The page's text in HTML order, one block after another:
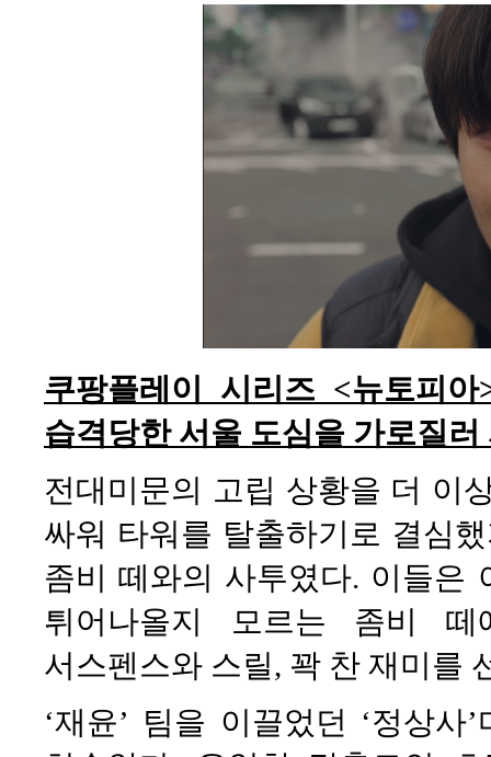
쿠팡플레이 시리즈 <뉴토피
습격당한 서울 도심을 가로질
전대미문의 고립 상황을 더 이
싸워 타워를 탈출하기로 결심
좀비 떼와의 사투였다. 이들은
튀어나올지 모르는 좀비
서스펜스와 스릴, 꽉 찬 재미를
‘재윤’ 팀을 이끌었던 ‘정상